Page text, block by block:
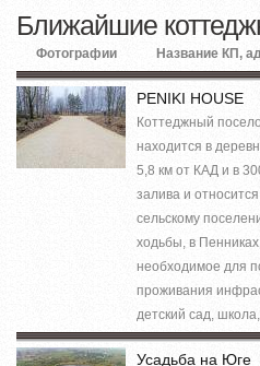
Ближайшие
Фотографии Название КП,
PENIKI HOUSE
Коттеджный
находится в
5,8 км от КАД и в
залива и
сельскому
ходьбы, в
необходимое для
проживания
детский сад, школа,
Усадьба на Юге